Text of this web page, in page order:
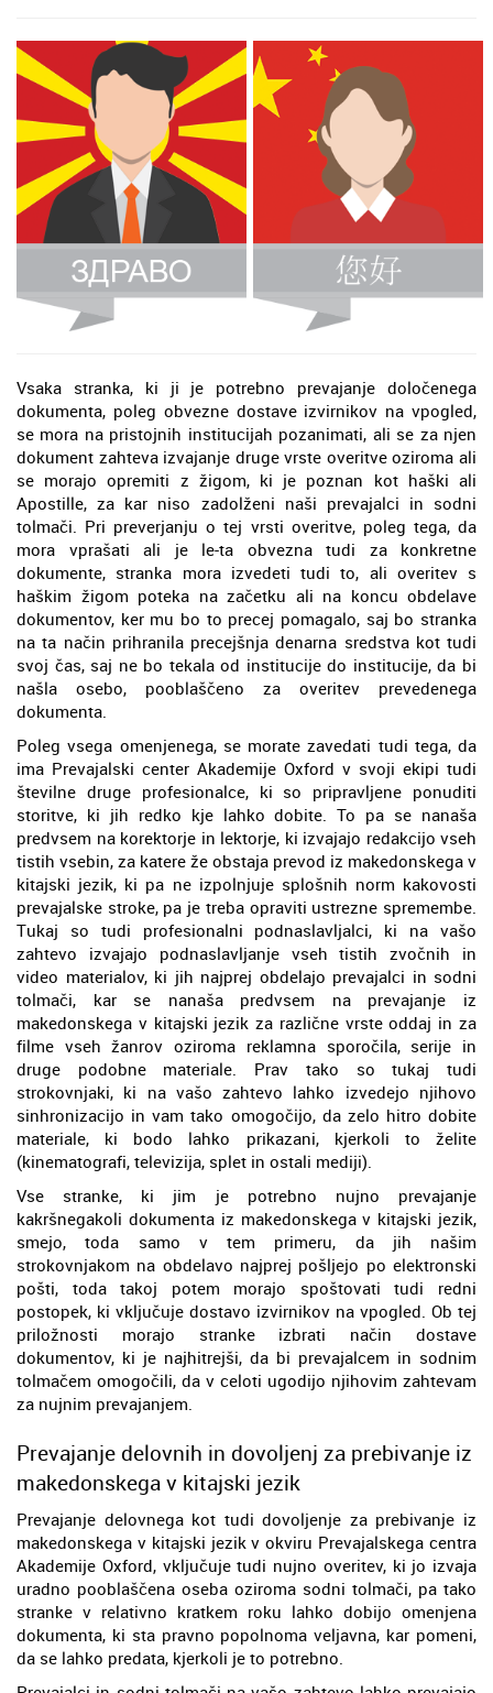
Vsaka stranka, ki ji je potrebno prevajanje določenega
dokumenta, poleg obvezne dostave izvirnikov na vpogled,
se mora na pristojnih institucijah pozanimati, ali se za njen
dokument zahteva izvajanje druge vrste overitve oziroma ali
se morajo opremiti z žigom, ki je poznan kot haški ali
Apostille, za kar niso zadolženi naši prevajalci in sodni
tolmači. Pri preverjanju o tej vrsti overitve, poleg tega, da
mora vprašati ali je le-ta obvezna tudi za konkretne
dokumente, stranka mora izvedeti tudi to, ali overitev s
haškim žigom poteka na začetku ali na koncu obdelave
dokumentov, ker mu bo to precej pomagalo, saj bo stranka
na ta način prihranila precejšnja denarna sredstva kot tudi
svoj čas, saj ne bo tekala od institucije do institucije, da bi
našla osebo, pooblaščeno za overitev prevedenega
dokumenta.
Poleg vsega omenjenega, se morate zavedati tudi tega, da
ima Prevajalski center Akademije Oxford v svoji ekipi tudi
številne druge profesionalce, ki so pripravljene ponuditi
storitve, ki jih redko kje lahko dobite. To pa se nanaša
predvsem na korektorje in lektorje, ki izvajajo redakcijo vseh
tistih vsebin, za katere že obstaja prevod iz makedonskega v
kitajski jezik, ki pa ne izpolnjuje splošnih norm kakovosti
prevajalske stroke, pa je treba opraviti ustrezne spremembe.
Tukaj so tudi profesionalni podnaslavljalci, ki na vašo
zahtevo izvajajo podnaslavljanje vseh tistih zvočnih in
video materialov, ki jih najprej obdelajo prevajalci in sodni
tolmači, kar se nanaša predvsem na prevajanje iz
makedonskega v kitajski jezik za različne vrste oddaj in za
filme vseh žanrov oziroma reklamna sporočila, serije in
druge podobne materiale. Prav tako so tukaj tudi
strokovnjaki, ki na vašo zahtevo lahko izvedejo njihovo
sinhronizacijo in vam tako omogočijo, da zelo hitro dobite
materiale, ki bodo lahko prikazani, kjerkoli to želite
(kinematografi, televizija, splet in ostali mediji).
Vse stranke, ki jim je potrebno nujno prevajanje
kakršnegakoli dokumenta iz makedonskega v kitajski jezik,
smejo, toda samo v tem primeru, da jih našim
strokovnjakom na obdelavo najprej pošljejo po elektronski
pošti, toda takoj potem morajo spoštovati tudi redni
postopek, ki vključuje dostavo izvirnikov na vpogled. Ob tej
priložnosti morajo stranke izbrati način dostave
dokumentov, ki je najhitrejši, da bi prevajalcem in sodnim
tolmačem omogočili, da v celoti ugodijo njihovim zahtevam
za nujnim prevajanjem.
Prevajanje delovnih in dovoljenj za prebivanje iz
makedonskega v kitajski jezik
Prevajanje delovnega kot tudi dovoljenje za prebivanje iz
makedonskega v kitajski jezik v okviru Prevajalskega centra
Akademije Oxford, vključuje tudi nujno overitev, ki jo izvaja
uradno pooblaščena oseba oziroma sodni tolmači, pa tako
stranke v relativno kratkem roku lahko dobijo omenjena
dokumenta, ki sta pravno popolnoma veljavna, kar pomeni,
da se lahko predata, kjerkoli je to potrebno.